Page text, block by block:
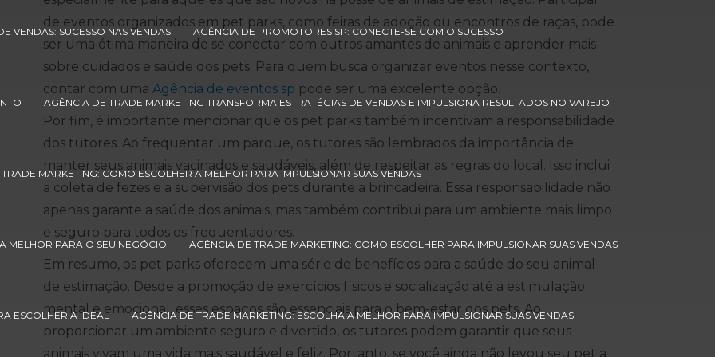
VENDAS: SUCESSO NAS VENDAS AGÊNCIA DE PROMOTORES SP: CONECTE-SE COM O SUCESSO
AGÊNCIA DE TRADE MARKETING TRANSFORMA ESTRATÉGIAS DE VENDAS E IMPULSIONA RESULTADOS NO VAREJO
MARKETING: COMO ESCOLHER A MELHOR PARA IMPULSIONAR SUAS VENDAS
MELHOR PARA O SEU NEGÓCIO AGÊNCIA DE TRADE MARKETING: COMO ESCOLHER PARA IMPULSIONAR SUAS VENDAS
ESCOLHER A IDEAL AGÊNCIA DE TRADE MARKETING: ESCOLHA A MELHOR PARA IMPULSIONAR SUAS VENDAS
de eventos organizados em pet parks, como feiras de adoção ou encontros de raças, pode
ser uma ótima maneira de se conectar com outros amantes de animais e aprender mais
sobre cuidados e saúde dos pets. Para quem busca organizar eventos nesse contexto,
contar com uma Agência de eventos sp pode ser uma excelente opção.
Por fim, é importante mencionar que os pet parks também incentivam a responsabilidade
dos tutores. Ao frequentar um parque, os tutores são lembrados da importância de
manter seus animais vacinados e saudáveis, além de respeitar as regras do local. Isso inclui
a coleta de fezes e a supervisão dos pets durante a brincadeira. Essa responsabilidade não
apenas garante a saúde dos animais, mas também contribui para um ambiente mais limpo
e seguro para todos os frequentadores.
Em resumo, os pet parks oferecem uma série de benefícios para a saúde do seu animal
de estimação. Desde a promoção de exercícios físicos e socialização até a estimulação
mental e emocional, esses espaços são essenciais para o bem-estar dos pets. Ao
proporcionar um ambiente seguro e divertido, os tutores podem garantir que seus
animais vivam uma vida mais saudável e feliz. Portanto, se você ainda não levou seu pet a